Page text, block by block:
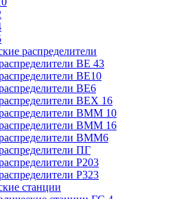
распределители
ВЕ 43
ВЕ10
ВЕ6
ВЕХ 16
ВММ 10
ВММ 16
ВММ6
ПГ
Р203
Р323
станции